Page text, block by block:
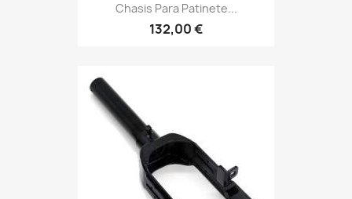
Chasis Para Patinete...
132,00 €